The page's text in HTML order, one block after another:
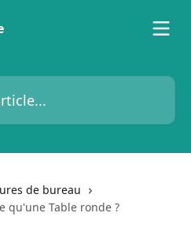
de bureau
qu'une Table ronde ?